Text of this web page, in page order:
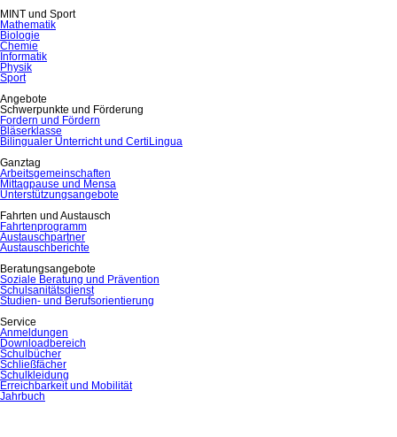
MINT und Sport
Mathematik
Biologie
Chemie
Informatik
Physik
Sport
Angebote
Schwerpunkte und Förderung
Fordern und Fördern
Bläserklasse
Bilingualer Unterricht und CertiLingua
Ganztag
Arbeitsgemeinschaften
Mittagpause und Mensa
Unterstützungsangebote
Fahrten und Austausch
Fahrtenprogramm
Austauschpartner
Austauschberichte
Beratungsangebote
Soziale Beratung und Prävention
Schulsanitätsdienst
Studien- und Berufsorientierung
Service
Anmeldungen
Downloadbereich
Schulbücher
Schließfächer
Schulkleidung
Erreichbarkeit und Mobilität
Jahrbuch